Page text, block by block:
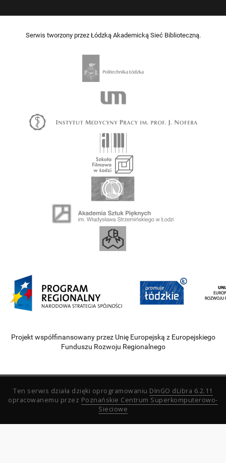
Serwis tworzony przez Łódzką Akademicką Sieć Biblioteczną.
Projekt współfinansowany przez Unię Europejską z Europejskiego
Funduszu Rozwoju Regionalnego
Ten serwis działa dzięki oprogramowaniu DInGO dLibra 6.2.11
opracowanemu przez Poznańskie Centrum Superkomputerowo-
Sieciowe